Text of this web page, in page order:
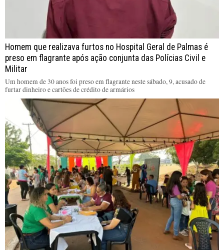
Homem que realizava furtos no Hospital Geral de Palmas é
preso em flagrante após ação conjunta das Polícias Civil e
Militar
Um homem de 30 anos foi preso em flagrante neste sábado, 9, acusado de
furtar dinheiro e cartões de crédito de armários